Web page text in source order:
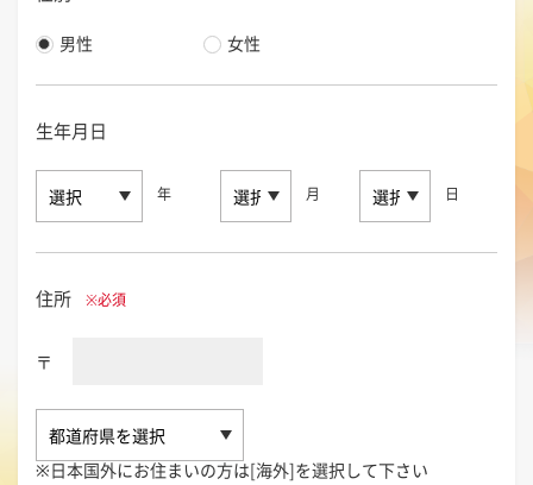
男性 女性
生年月日
年 月 日
住所 ※必須
〒
※日本国外にお住まいの方は[海外]を選択して下さい